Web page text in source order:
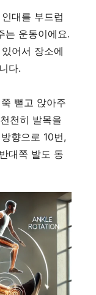
대를 부드럽
는 운동이에요.
어서 장소에
다.
뻗고 앉아주
천히 발목을
향으로 10번,
대쪽 발도 동